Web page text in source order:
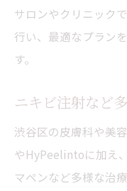
サロンやクリニック
行い、最適なプラン
す。
ニキビ注射など
渋谷区の皮膚科や美
やHyPeelintoに加え
マペンなど多様な治